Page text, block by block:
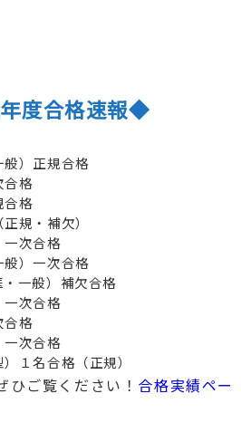
度合格速報◆
）正規合格
合格
合格
規・補欠）
次合格
）一次合格
一般）補欠合格
一次合格
合格
次合格
１名合格（正規）
ひご覧ください！ 合格実績ペー